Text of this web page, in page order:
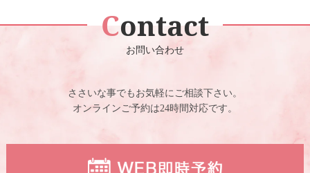
Contact
お問い合わせ
ささいな事でもお気軽にご相談下さい。
オンラインご予約は24時間対応です。